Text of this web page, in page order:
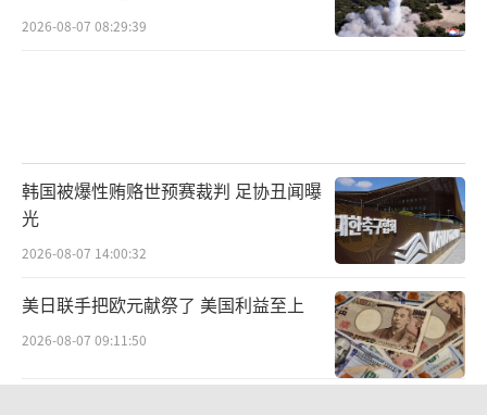
2026-08-07 08:29:39
韩国被爆性贿赂世预赛裁判 足协丑闻曝
光
2026-08-07 14:00:32
美日联手把欧元献祭了 美国利益至上
2026-08-07 09:11:50